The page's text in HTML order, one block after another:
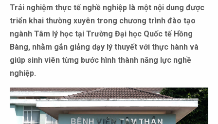
Trải nghiệm thực tế nghề nghiệp là một nội dung được
triển khai thường xuyên trong chương trình đào tạo
ngành Tâm lý học tại Trường Đại học Quốc tế Hồng
Bàng, nhằm gắn giảng dạy lý thuyết với thực hành và
giúp sinh viên từng bước hình thành năng lực nghề
nghiệp.